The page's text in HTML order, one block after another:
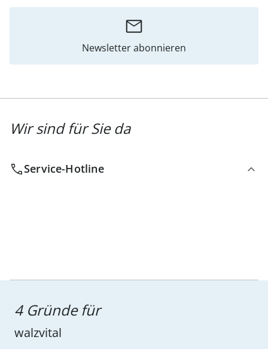
Newsletter abonnieren
Wir sind für Sie da
Service-Hotline
4 Gründe für
walzvital